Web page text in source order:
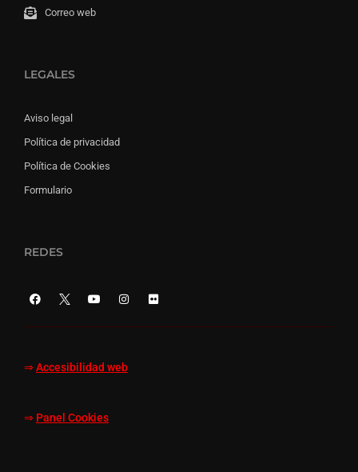
Correo web
LEGALES
Aviso legal
Política de privacidad
Política de Cookies
Formulario
REDES
⇒ Accesibilidad web
⇒ Panel Cookies